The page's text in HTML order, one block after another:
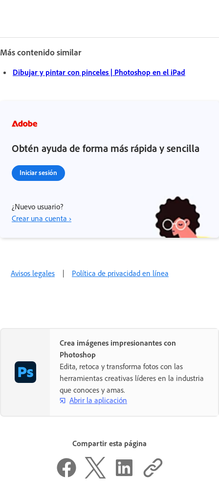
Más contenido similar
Dibujar y pintar con pinceles | Photoshop en el iPad
Obtén ayuda de forma más rápida y sencilla
Iniciar sesión
¿Nuevo usuario?
Crear una cuenta ›
Avisos legales | Política de privacidad en línea
Crea imágenes impresionantes con
Photoshop
Edita, retoca y transforma fotos con las
herramientas creativas líderes en la industria
que conoces y amas.
Abrir la aplicación
Compartir esta página